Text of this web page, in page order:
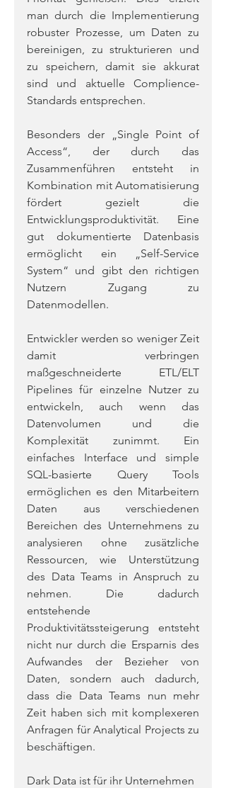
man durch die Implementierung
robuster Prozesse, um Daten zu
bereinigen, zu strukturieren und
zu speichern, damit sie akkurat
sind und aktuelle Complience-
Standards entsprechen.
Besonders der „Single Point of
Access“, der durch das
Zusammenführen entsteht in
Kombination mit Automatisierung
fördert gezielt die
Entwicklungsproduktivität. Eine
gut dokumentierte Datenbasis
ermöglicht ein „Self-Service
System“ und gibt den richtigen
Nutzern Zugang zu
Datenmodellen.
Entwickler werden so weniger Zeit
damit verbringen
maßgeschneiderte ETL/ELT
Pipelines für einzelne Nutzer zu
entwickeln, auch wenn das
Datenvolumen und die
Komplexität zunimmt. Ein
einfaches Interface und simple
SQL-basierte Query Tools
ermöglichen es den Mitarbeitern
Daten aus verschiedenen
Bereichen des Unternehmens zu
analysieren ohne zusätzliche
Ressourcen, wie Unterstützung
des Data Teams in Anspruch zu
nehmen. Die dadurch
entstehende
Produktivitätssteigerung entsteht
nicht nur durch die Ersparnis des
Aufwandes der Bezieher von
Daten, sondern auch dadurch,
dass die Data Teams nun mehr
Zeit haben sich mit komplexeren
Anfragen für Analytical Projects zu
beschäftigen.
Dark Data ist für ihr Unternehmen